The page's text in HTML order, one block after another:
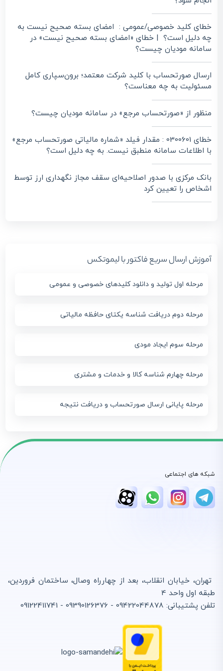
خطای کلید خصوصی/عمومی : امضای بسته صحیح نیست به
چه دلیل است؟ | خطای «امضای بسته صحیح نیست» در
سامانه مودیان چیست؟
ارسال صورتحساب با کلید شرکت معتمد؛ برون‌سپاری کامل
مسئولیت به چه معناست؟
منظور از «صورتحساب مرجع» در سامانه مودیان چیست؟
خطای 0300601 : مقدار فیلد «شماره مالیاتی صورتحساب مرجع»
با اطلاعات سامانه منطبق نیست. به چه دلیل است؟
بانک مرکزی با صدور اصلاحیه‌ای سقف مجاز نگهداری ارز توسط
اشخاص را تعیین کرد
آموزش ارسال سریع فاکتور با لیموتکس
مرحله اول تولید و دانلود کلیدهای خصوصی و عمومی
مرحله دوم دریافت شناسه یکتای حافظه مالیاتی
مرحله سوم ایجاد مودی
مرحله چهارم شناسه کالا و خدمات و مشتری
مرحله پایانی ارسال صورتحساب و دریافت نتیجه
شبکه های اجتماعی
تهران، خیابان انقلاب، بعد از چهارراه وصال، ساختمان فروردین،
طبقه اول واحد 4
تلفن پشتیبانی: 09422044878 - 09390126376 - 09122411741